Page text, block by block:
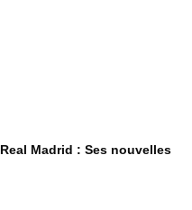
Madrid : Ses nouvelles